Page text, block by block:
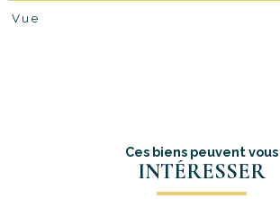
Vue
Ces biens peuvent vous
INTÉRESSER